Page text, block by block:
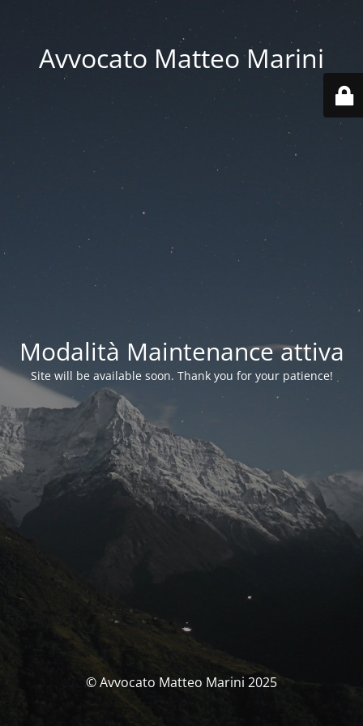
Avvocato Matteo Marini
Modalità Maintenance attiva
Site will be available soon. Thank you for your patience!
© Avvocato Matteo Marini 2025